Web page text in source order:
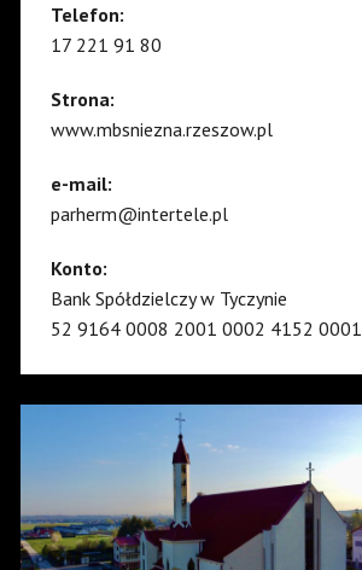
Telefon:
17 221 91 80
Strona:
www.mbsniezna.rzeszow.pl
e-mail:
parherm@intertele.pl
Konto:
Bank Spółdzielczy w Tyczynie
52 9164 0008 2001 0002 4152 0001